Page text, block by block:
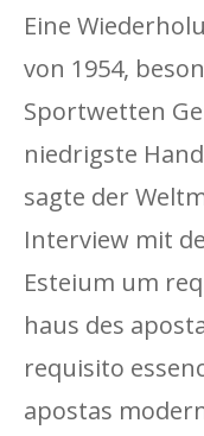
Eine
von 1954,
Sportwetten
niedrigste
sagte der
Interview mit
Esteium um
haus des
requisito
apostas